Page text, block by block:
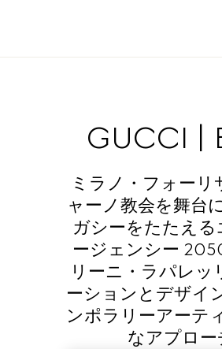
GUCCI |
ミラノ・フォー
ャーノ教会を舞台
ガシーをたたえ
ージェンシー
リーニ・ラパレ
ーションとデザイ
ンポラリーアーテ
なアプロー